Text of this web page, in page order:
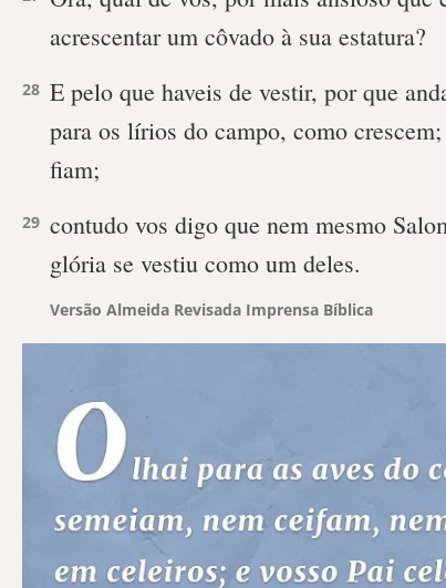
acrescentar um côvado à sua estatura?
28 E pelo que haveis de vestir, por que
para os lírios do campo, como
fiam;
29 contudo vos digo que nem mesmo
glória se vestiu como um deles.
Versão Almeida Revisada Imprensa Bíblica